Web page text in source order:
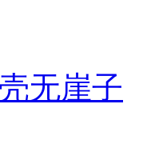
无崖子